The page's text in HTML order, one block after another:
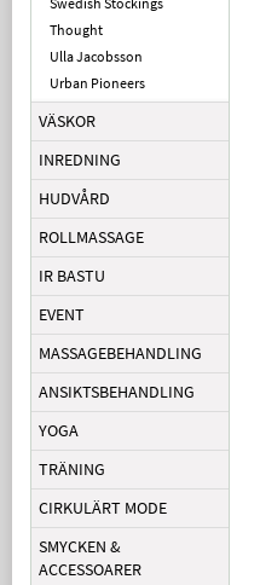
Thought
Ulla Jacobsson
Urban Pioneers
VÄSKOR
INREDNING
HUDVÅRD
ROLLMASSAGE
IR BASTU
EVENT
MASSAGEBEHANDLING
ANSIKTSBEHANDLING
YOGA
TRÄNING
CIRKULÄRT MODE
SMYCKEN &
ACCESSOARER